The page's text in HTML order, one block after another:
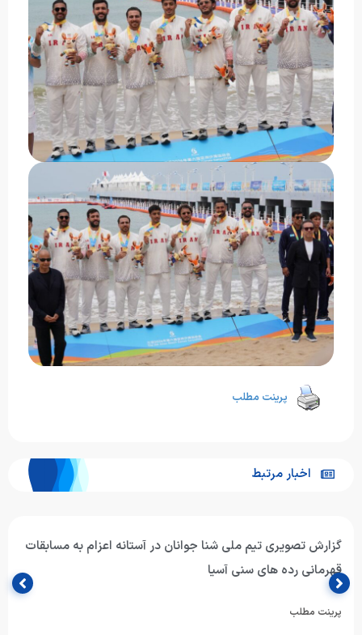
پرینت مطلب
اخبار مرتبط
گزارش تصویری تیم ملی شنا جوانان در آستانه اعزام به مسابقات
قهرمانی رده های سنی آسیا
پرینت مطلب